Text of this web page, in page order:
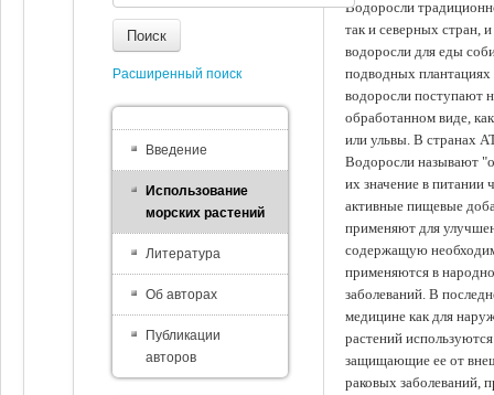
Водоросли
так и северных стран,
водоросли для еды
подводных
водоросли поступают
обработанном виде,
или ульвы. В странах
Водоросли называют
их значение в питании
активные пищевые
применяют для
содержащую
применяются в
заболеваний. В
медицине как для
растений
защищающие ее от
раковых заболеваний,
Поиск
Расширенный поиск
Введение
Использование
морских растений
Литература
Об авторах
Публикации
авторов